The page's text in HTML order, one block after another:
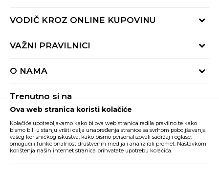
Provjeri status porudžbine
Radno vrijeme 9-16h
VODIČ KROZ ONLINE KUPOVINU
Načini isporuke
Reklamacije
VAŽNI PRAVILNICI
Pravila Sport&Bonus programa
O NAMA
BUZZ Shopovi
Postani dio BUZZ tima
Trenutno si na
Buzz Crna Gora PROMIJENI
Nastojimo da budemo što precizniji u opisu proizvoda, prikazu slika i samih
cijena, ali ne možemo garantovati da su sve informacije kompletne i bez
grešaka. Svi artikli prikazani na sajtu su dio naše ponude i ne podrazumijeva da
su dostupni u svakom trenutku. Raspoloživost robe možete provjeriti pozivom
Ova web stranica koristi kolačiće
Kolačiće upotrebljavamo kako bi ova web stranica radila pravilno te kako
bismo bili u stanju vršiti dalja unapređenja stranice sa svrhom poboljšavanja
vašeg korisničkog iskustva, kako bismo personalizovali sadržaj i oglase,
omogućili funkcionalnost društvenih medija i analizirali promet. Nastavkom
korištenja naših internet stranica prihvatate upotrebu kolačića.